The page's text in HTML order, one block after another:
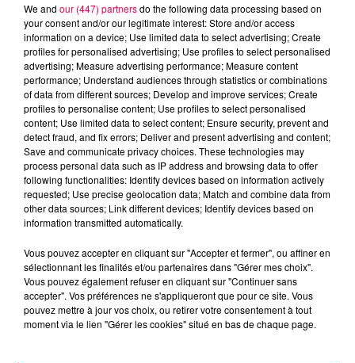
podcasts/2025/11/20251104-FLASHBACK.mp3
We and our (447) partnersdo the following data processing based on
your consent and/or our legitimate interest: Store and/or access
information on a device; Use limited data to select advertising; Create
profiles for personalised advertising; Use profiles to select personalised
advertising; Measure advertising performance; Measure content
performance; Understand audiences through statistics or combinations
of data from different sources; Develop and improve services; Create
profiles to personalise content; Use profiles to select personalised
content; Use limited data to select content; Ensure security, prevent and
detect fraud, and fix errors; Deliver and present advertising and content;
Save and communicate privacy choices. These technologies may
process personal data such as IP address and browsing data to offer
following functionalities: Identify devices based on information actively
requested; Use precise geolocation data; Match and combine data from
other data sources; Link different devices; Identify devices based on
information transmitted automatically.
Vous pouvez accepter en cliquant sur "Accepter et fermer", ou affiner en
sélectionnant les finalités et/ou partenaires dans "Gérer mes choix".
Vous pouvez également refuser en cliquant sur "Continuer sans
accepter". Vos préférences ne s'appliqueront que pour ce site. Vous
pouvez mettre à jour vos choix, ou retirer votre consentement à tout
moment via le lien "Gérer les cookies" situé en bas de chaque page.